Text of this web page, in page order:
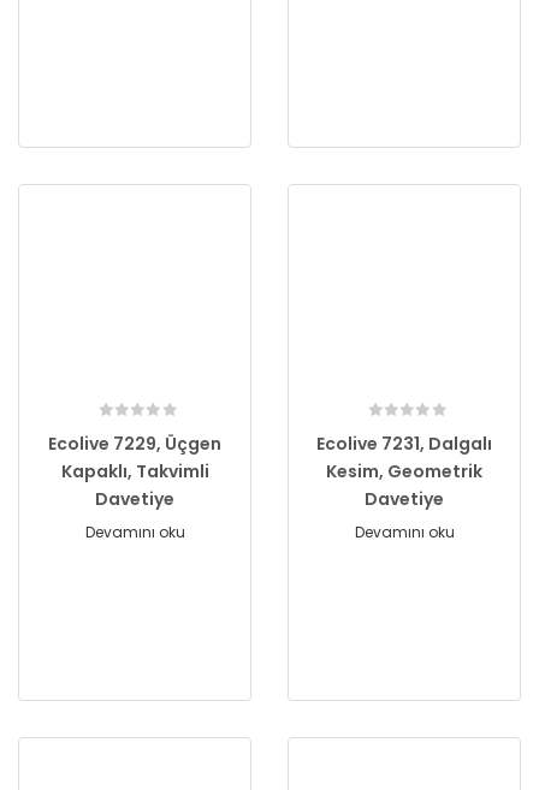
Ecolive 7229, Üçgen
Kapaklı, Takvimli
Davetiye
Devamını oku
Ecolive 7231, Dalgalı
Kesim, Geometrik
Davetiye
Devamını oku